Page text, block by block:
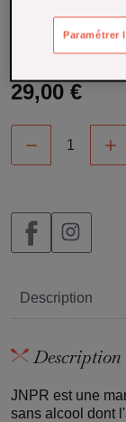
En savoir plus
En rupture de
29,00 €
 
Description
Description
JNPR est une
sans alcool dont
Paramétrer